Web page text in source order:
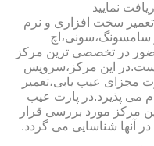
نمایید
سخت افزاری و نرم
سامسونگ،سونی،اچ
در تخصصی ترین مرکز
است.در این مرکز،سرویس
مجزای عیب یابی،تعمیر
می پذیرد.در پارت عیب
مرکز مورد بررسی قرار
آنها شناسایی می گردد.